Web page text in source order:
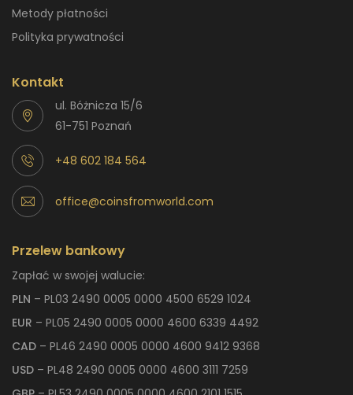
Metody płatności
Polityka prywatności
Kontakt
ul. Bóżnicza 15/6
61-751 Poznań
+48 602 184 564
office@coinsfromworld.com
Przelew bankowy
Zapłać w swojej walucie:
PLN – PL03 2490 0005 0000 4500 6529 1024
EUR – PL05 2490 0005 0000 4600 6339 4492
CAD – PL46 2490 0005 0000 4600 9412 9368
USD – PL48 2490 0005 0000 4600 3111 7259